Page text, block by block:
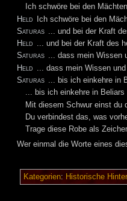
Ich schwöre bei den
Held
Ich schwöre bei den
Saturas ... und bei der Kraft
Held ... und bei der Kraft des
Saturas ... dass mein Wissen
Held
... dass mein Wissen
Saturas ... bis ich einkehre in
... bis ich einkehre in
Mit diesem Schwur einst du
Du verbindest das, was
Trage diese Robe als
Wer einmal die Worte eines
Kategorien: Historische